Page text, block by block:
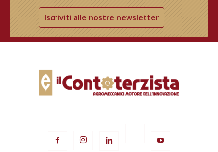
Iscriviti alle nostre newsletter